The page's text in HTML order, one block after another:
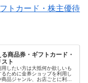
トカード・株主優待
商品券・ギフトカード・
ト
したい方は大抵何か欲しいも
ために金券ショップを利用し
品ジャンル、お店ごとに利用